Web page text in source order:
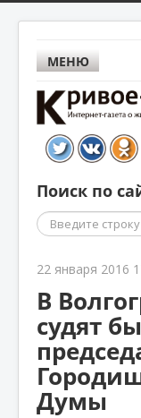
МЕНЮ
Поиск по
Поиск
22 января 2016
В
судят
Думы